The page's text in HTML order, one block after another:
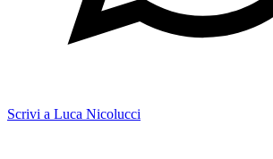
Scrivi a Luca Nicolucci